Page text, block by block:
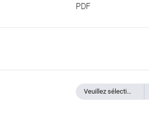
PDF
Veuillez sélectionner